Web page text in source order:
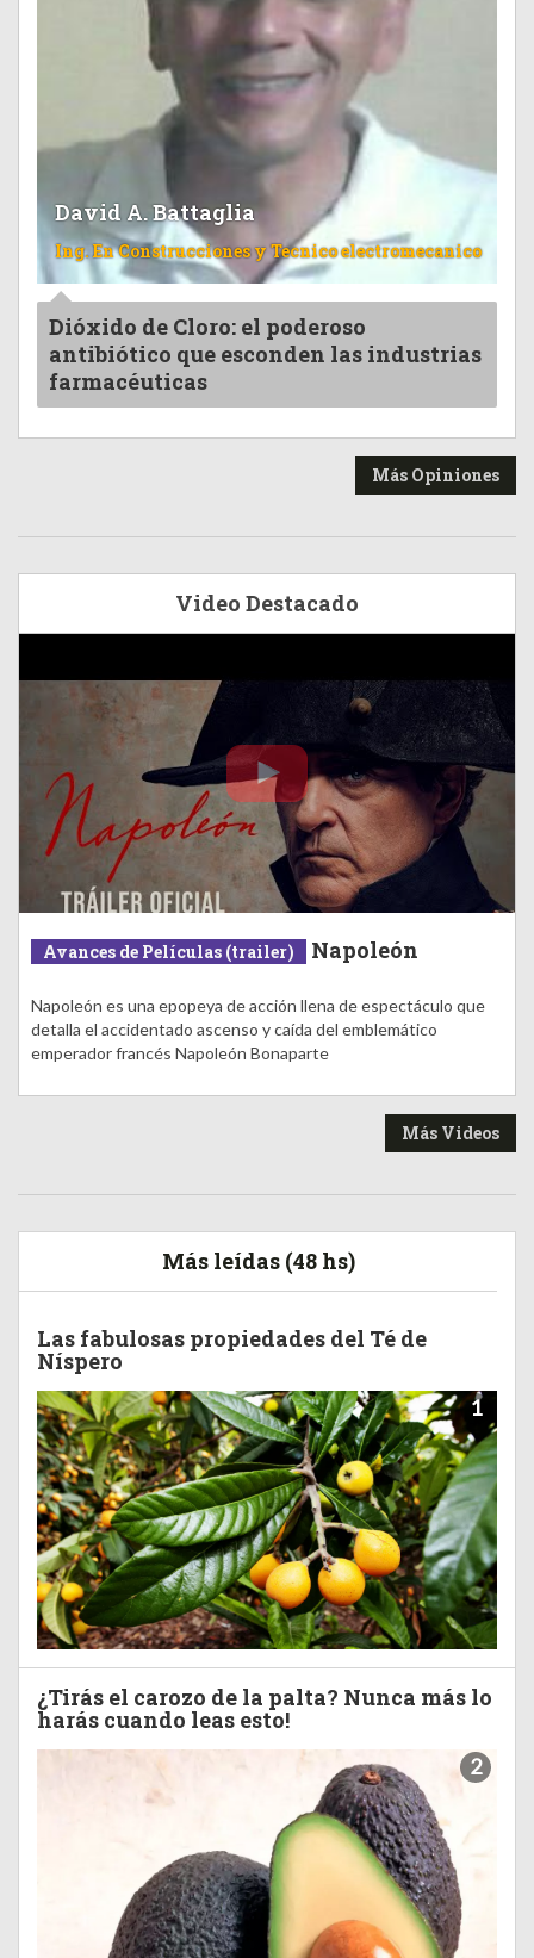
David A. Battaglia
Ing. En Construcciones y Tecnico electromecanico
Dióxido de Cloro: el poderoso
antibiótico que esconden las industrias
farmacéuticas
Más Opiniones
Video Destacado
Avances de Películas (trailer) Napoleón
Napoleón es una epopeya de acción llena de espectáculo que
detalla el accidentado ascenso y caída del emblemático
emperador francés Napoleón Bonaparte
Más Videos
Más leídas (48 hs)
Las fabulosas propiedades del Té de
Níspero
1
¿Tirás el carozo de la palta? Nunca más lo
harás cuando leas esto!
2